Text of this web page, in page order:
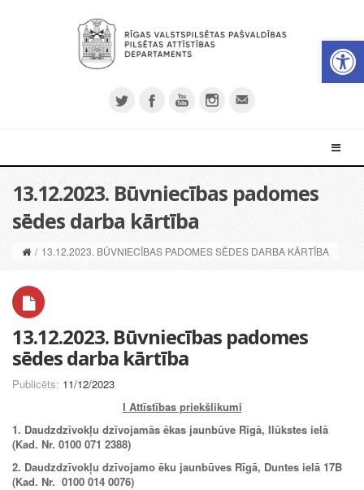
13.12.2023. Būvniecības padomes
sēdes darba kārtība
/ 13.12.2023. BŪVNIECĪBAS PADOMES SĒDES DARBA KĀRTĪBA
13.12.2023. Būvniecības padomes
sēdes darba kārtība
Publicēts: 11/12/2023
I Attīstības priekšlikumi
1. Daudzdzīvokļu dzīvojamās ēkas jaunbūve Rīgā, Ilūkstes ielā
(Kad. Nr. 0100 071 2388)
2. Daudzdzīvokļu dzīvojamo ēku jaunbūves Rīgā, Duntes ielā 17B
(Kad. Nr. 0100 014 0076)